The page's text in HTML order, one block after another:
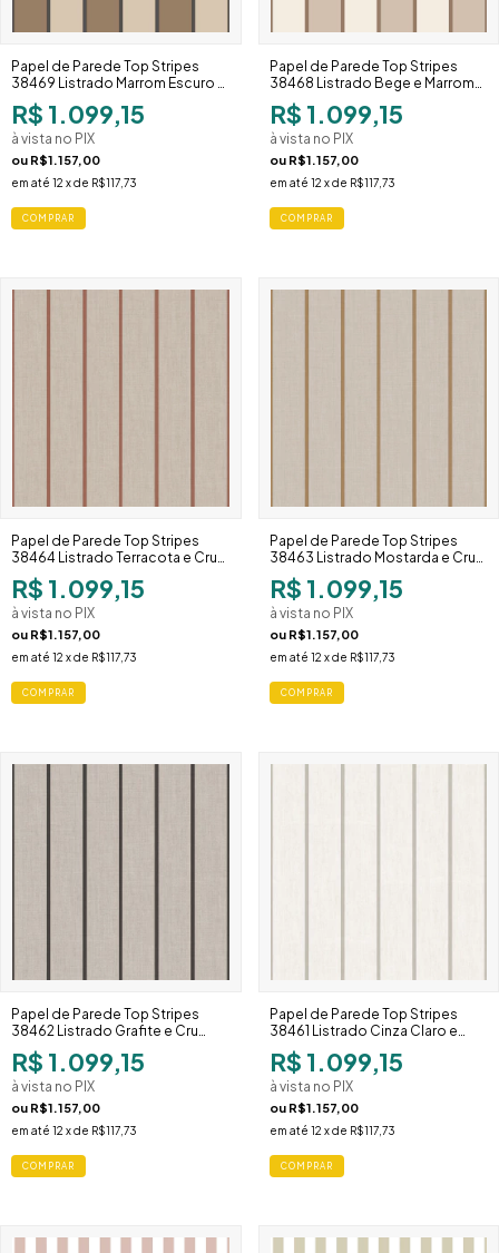
Papel de Parede Top Stripes
38469 Listrado Marrom Escuro e
Cru Largo
R$ 1.099,15
à vista no PIX
ou R$1.157,00
em até 12 x de R$117,73
Papel de Parede Top Stripes
38468 Listrado Bege e Marrom
Duplo
R$ 1.099,15
à vista no PIX
ou R$1.157,00
em até 12 x de R$117,73
Papel de Parede Top Stripes
38464 Listrado Terracota e Cru
Destaque
R$ 1.099,15
à vista no PIX
ou R$1.157,00
em até 12 x de R$117,73
Papel de Parede Top Stripes
38463 Listrado Mostarda e Cru
Definido
R$ 1.099,15
à vista no PIX
ou R$1.157,00
em até 12 x de R$117,73
Papel de Parede Top Stripes
38462 Listrado Grafite e Cru
Marcado
R$ 1.099,15
à vista no PIX
ou R$1.157,00
em até 12 x de R$117,73
Papel de Parede Top Stripes
38461 Listrado Cinza Claro e
Branco Espaçado
R$ 1.099,15
à vista no PIX
ou R$1.157,00
em até 12 x de R$117,73